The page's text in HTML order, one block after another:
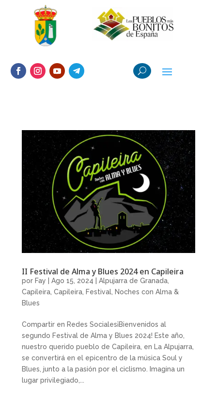
II Festival de Alma y Blues 2024 en Capileira
por Fay Ago 15, 2024 Alpujarra de Granada,
Capileira, Capileira, Festival, Noches con Alma &
Blues
Compartir en Redes Sociales¡Bienvenidos al
segundo Festival de Alma y Blues 2024! Este año,
nuestro querido pueblo de Capileira, en La Alpujarra,
se convertirá en el epicentro de la música Soul y
Blues, junto a la pasión por el ciclismo. Imagina un
lugar privilegiado,...